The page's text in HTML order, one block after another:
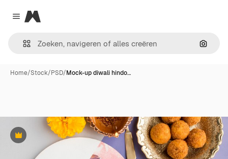
Close menu
Magnific
Home/Stock/PSD/Mock-up diwali hindo…
Premium